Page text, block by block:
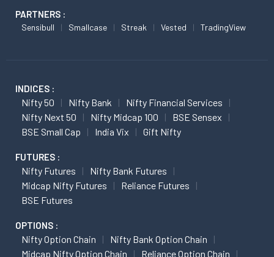
PARTNERS :
Sensibull Smallcase Streak Vested TradingView
INDICES :
Nifty 50 Nifty Bank
Nifty Financial Services
Nifty Next 50
Nifty Midcap 100
BSE Sensex
BSE Small Cap
India Vix Gift Nifty
FUTURES :
Nifty Futures
Nifty Bank Futures
Midcap Nifty Futures
Reliance Futures
BSE Futures
OPTIONS :
Nifty Option Chain
Nifty Bank Option Chain
Midcap Nifty Option Chain
Reliance Option Chain